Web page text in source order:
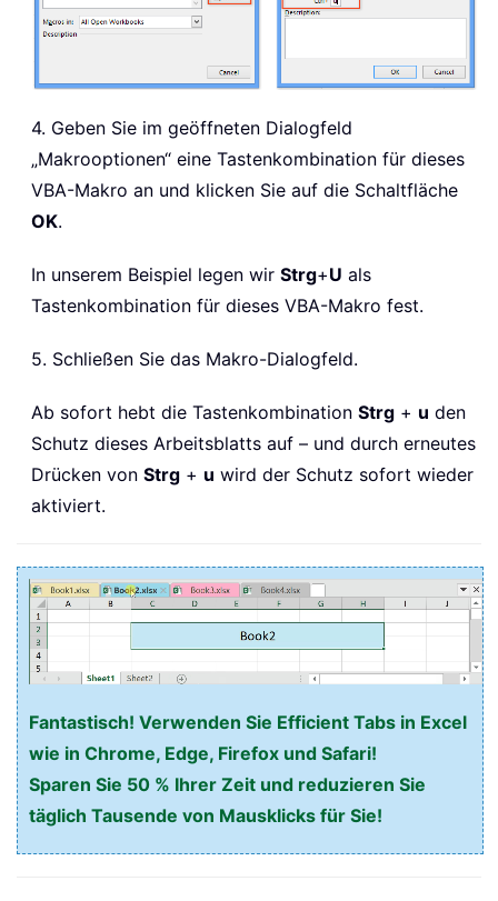
4. Geben Sie im geöffneten Dialogfeld
„Makrooptionen“ eine Tastenkombination für dieses
VBA-Makro an und klicken Sie auf die Schaltfläche
OK.
In unserem Beispiel legen wir Strg+U als
Tastenkombination für dieses VBA-Makro fest.
5. Schließen Sie das Makro-Dialogfeld.
Ab sofort hebt die Tastenkombination Strg + u den
Schutz dieses Arbeitsblatts auf – und durch erneutes
Drücken von Strg + u wird der Schutz sofort wieder
aktiviert.
Fantastisch! Verwenden Sie Efficient Tabs in Excel
wie in Chrome, Edge, Firefox und Safari!
Sparen Sie 50 % Ihrer Zeit und reduzieren Sie
täglich Tausende von Mausklicks für Sie!